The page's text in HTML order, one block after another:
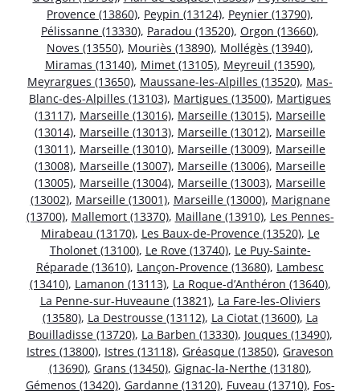
Provence (13860), Peypin (13124), Peynier (13790),
Pélissanne (13330), Paradou (13520), Orgon (13660),
Noves (13550), Mouriès (13890), Mollégès (13940),
Miramas (13140), Mimet (13105), Meyreuil (13590),
Meyrargues (13650), Maussane-les-Alpilles (13520), Mas-
Blanc-des-Alpilles (13103), Martigues (13500), Martigues
(13117), Marseille (13016), Marseille (13015), Marseille
(13014), Marseille (13013), Marseille (13012), Marseille
(13011), Marseille (13010), Marseille (13009), Marseille
(13008), Marseille (13007), Marseille (13006), Marseille
(13005), Marseille (13004), Marseille (13003), Marseille
(13002), Marseille (13001), Marseille (13000), Marignane
(13700), Mallemort (13370), Maillane (13910), Les Pennes-
Mirabeau (13170), Les Baux-de-Provence (13520), Le
Tholonet (13100), Le Rove (13740), Le Puy-Sainte-
Réparade (13610), Lançon-Provence (13680), Lambesc
(13410), Lamanon (13113), La Roque-d’Anthéron (13640),
La Penne-sur-Huveaune (13821), La Fare-les-Oliviers
(13580), La Destrousse (13112), La Ciotat (13600), La
Bouilladisse (13720), La Barben (13330), Jouques (13490),
Istres (13800), Istres (13118), Gréasque (13850), Graveson
(13690), Grans (13450), Gignac-la-Nerthe (13180),
Gémenos (13420), Gardanne (13120), Fuveau (13710), Fos-